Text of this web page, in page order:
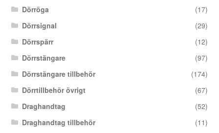
Dörröga
(17)
Dörrsignal
(29)
Dörrspärr
(12)
Dörrstängare
(97)
Dörrstängare tillbehör
(174)
Dörrtillbehör övrigt
(67)
Draghandtag
(52)
Draghandtag tillbehör
(11)